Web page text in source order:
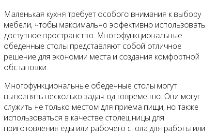
Маленькая кухня требует особого внимания к выбору
мебели, чтобы максимально эффективно использовать
доступное пространство. Многофункциональные
обеденные столы представляют собой отличное
решение для экономии места и создания комфортной
обстановки.
Многофункциональные обеденные столы могут
выполнять несколько задач одновременно. Они могут
служить не только местом для приема пищи, но также
использоваться в качестве столешницы для
приготовления еды или рабочего стола для работы или